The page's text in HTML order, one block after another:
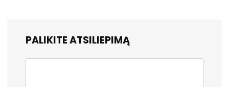
PALIKITE ATSILIEPIMĄ